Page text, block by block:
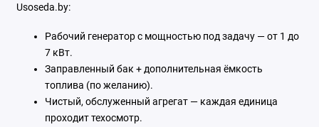
Usoseda.by:
Рабочий генератор с мощностью под задачу — от 1 до
7 кВт.
Заправленный бак + дополнительная ёмкость
топлива (по желанию).
Чистый, обслуженный агрегат — каждая единица
проходит техосмотр.